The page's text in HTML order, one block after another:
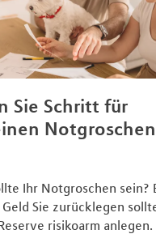
Sie Schritt für
Notgroschen
Ihr Notgroschen sein?
Sie zurücklegen
risikoarm